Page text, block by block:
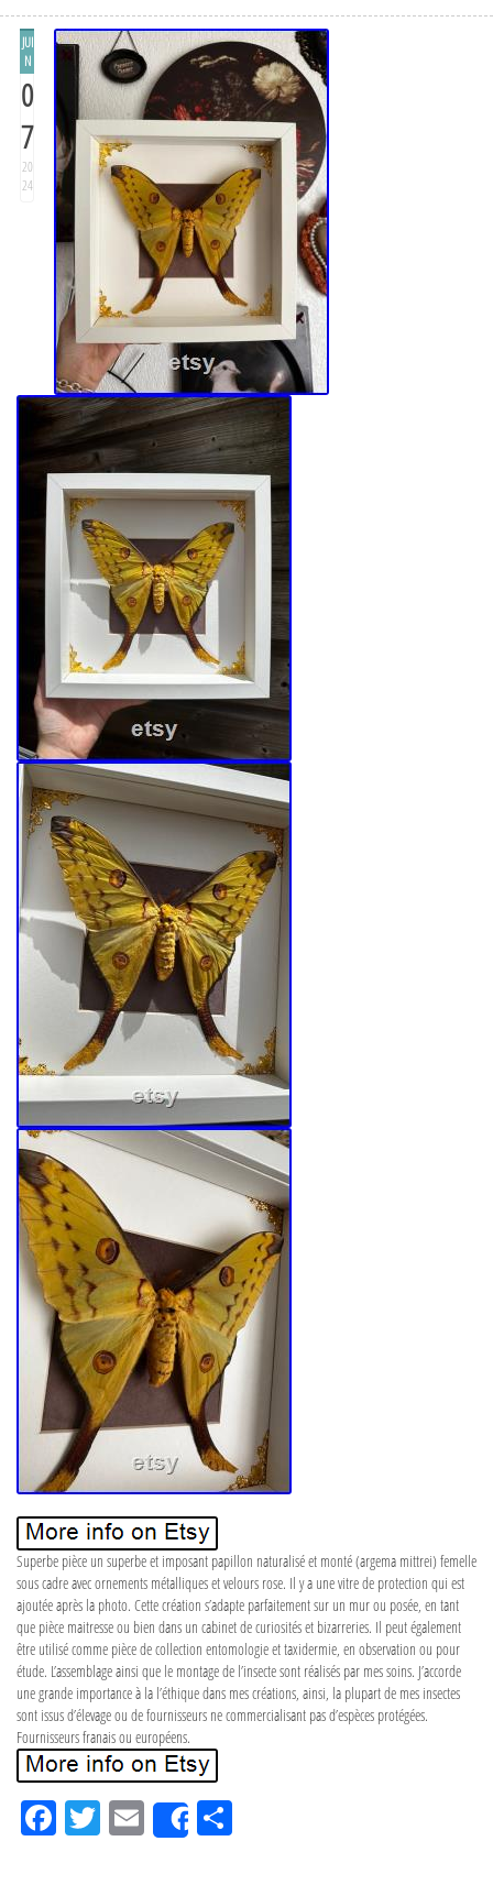
JUI
N
0
7
20
24
Superbe pièce un superbe et imposant papillon naturalisé et monté (argema mittrei) femelle
sous cadre avec ornements métalliques et velours rose. Il y a une vitre de protection qui est
ajoutée après la photo. Cette création s’adapte parfaitement sur un mur ou posée, en tant
que pièce maitresse ou bien dans un cabinet de curiosités et bizarreries. Il peut également
être utilisé comme pièce de collection entomologie et taxidermie, en observation ou pour
étude. L’assemblage ainsi que le montage de l’insecte sont réalisés par mes soins. J’accorde
une grande importance à la l’éthique dans mes créations, ainsi, la plupart de mes insectes
sont issus d’élevage ou de fournisseurs ne commercialisant pas d’espèces protégées.
Fournisseurs franais ou européens.
Fa
ce
Tw
itt
Em
ail
Share